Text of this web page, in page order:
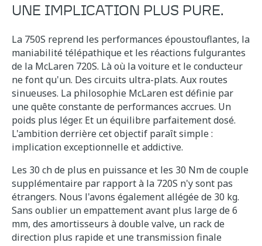
UNE IMPLICATION PLUS PURE.
La 750S reprend les performances époustouflantes, la
maniabilité télépathique et les réactions fulgurantes
de la McLaren 720S. Là où la voiture et le conducteur
ne font qu'un. Des circuits ultra-plats. Aux routes
sinueuses. La philosophie McLaren est définie par
une quête constante de performances accrues. Un
poids plus léger. Et un équilibre parfaitement dosé.
L'ambition derrière cet objectif paraît simple :
implication exceptionnelle et addictive.
Les 30 ch de plus en puissance et les 30 Nm de couple
supplémentaire par rapport à la 720S n'y sont pas
étrangers. Nous l'avons également allégée de 30 kg.
Sans oublier un empattement avant plus large de 6
mm, des amortisseurs à double valve, un rack de
direction plus rapide et une transmission finale